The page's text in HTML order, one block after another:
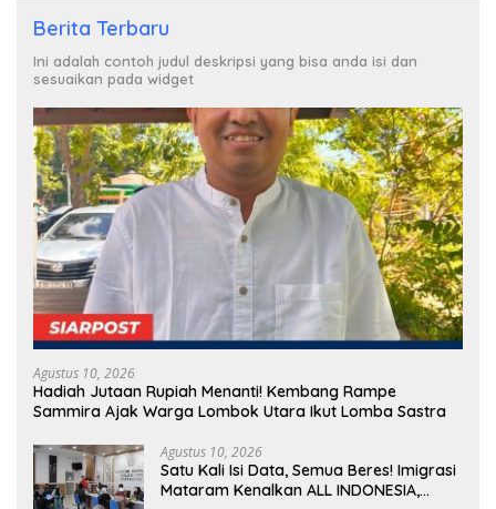
Berita Terbaru
Ini adalah contoh judul deskripsi yang bisa anda isi dan
sesuaikan pada widget
Agustus 10, 2026
Hadiah Jutaan Rupiah Menanti! Kembang Rampe
Sammira Ajak Warga Lombok Utara Ikut Lomba Sastra
Agustus 10, 2026
Satu Kali Isi Data, Semua Beres! Imigrasi
Mataram Kenalkan ALL INDONESIA,